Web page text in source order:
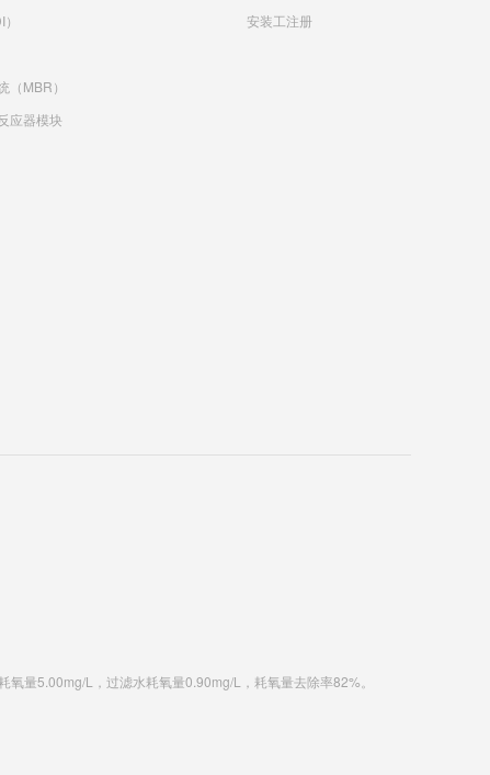
（MBR）
应器模块
安装工注册
量5.00mg/L，过滤水耗氧量0.90mg/L，耗氧量去除率82%。